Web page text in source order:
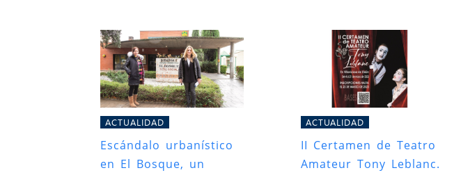
ACTUALIDAD
Escándalo urbanístico
en El Bosque, un
ACTUALIDAD
II Certamen de Teatro
Amateur Tony Leblanc.